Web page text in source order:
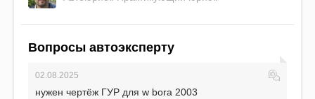
Вопросы автоэксперту
02.08.2025
нужен чертёж ГУР для w bora 2003